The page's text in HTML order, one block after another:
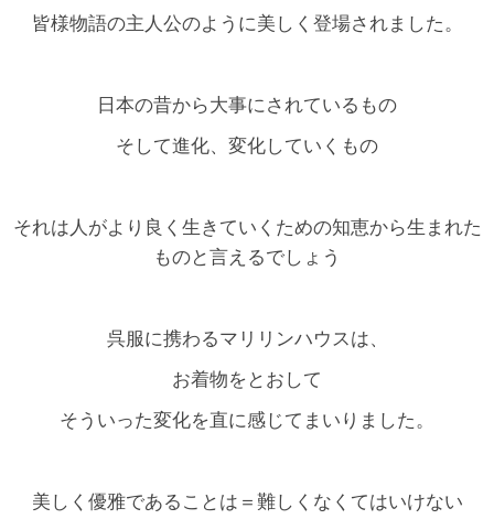
皆様物語の主人公のように美しく登場されました。
日本の昔から大事にされているもの
そして進化、変化していくもの
それは人がより良く生きていくための知恵から生まれた
ものと言えるでしょう
呉服に携わるマリリンハウスは、
お着物をとおして
そういった変化を直に感じてまいりました。
美しく優雅であることは＝難しくなくてはいけない